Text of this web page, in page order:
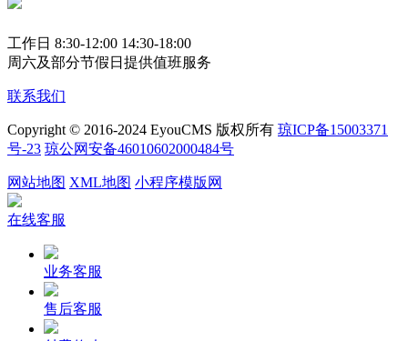
工作日 8:30-12:00 14:30-18:00
周六及部分节假日提供值班服务
联系我们
Copyright © 2016-2024 EyouCMS 版权所有 琼ICP备15003371
号-23 琼公网安备46010602000484号
网站地图 XML地图 小程序模版网
在线客服
业务客服
售后客服